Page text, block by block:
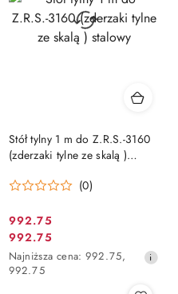
Stół tylny 1 m do Z.R.S.-3160
(zderzaki tylne ze skalą )
(0)
Cena
promocyjna:
992.75
Cena
promocyjna:
992.75
Najniższa
cena
Najniższa cena: 992.75,
992.75